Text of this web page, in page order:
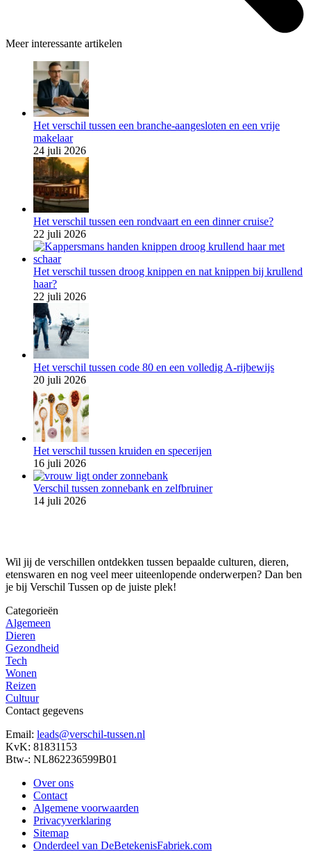
Meer interessante artikelen
Het verschil tussen een branche-aangesloten en een vrije
makelaar
24 juli 2026
Het verschil tussen een rondvaart en een dinner cruise?
22 juli 2026
Het verschil tussen droog knippen en nat knippen bij krullend
haar?
22 juli 2026
Het verschil tussen code 80 en een volledig A-rijbewijs
20 juli 2026
Het verschil tussen kruiden en specerijen
16 juli 2026
Verschil tussen zonnebank en zelfbruiner
14 juli 2026
Wil jij de verschillen ontdekken tussen bepaalde culturen, dieren,
etenswaren en nog veel meer uiteenlopende onderwerpen? Dan ben
je bij Verschil Tussen op de juiste plek!
Categorieën
Algemeen
Dieren
Gezondheid
Tech
Wonen
Reizen
Cultuur
Contact gegevens
Email: leads@verschil-tussen.nl
KvK: 81831153
Btw-: NL862236599B01
Over ons
Contact
Algemene voorwaarden
Privacyverklaring
Sitemap
Onderdeel van DeBetekenisFabriek.com